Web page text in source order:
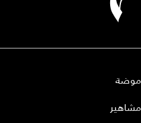
موضة
مشاهير